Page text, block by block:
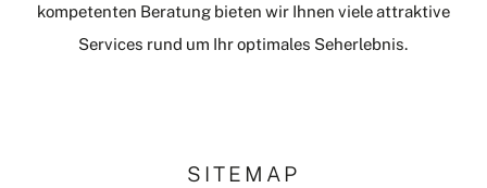
kompetenten Beratung bieten wir Ihnen viele attraktive
Services rund um Ihr optimales Seherlebnis.
SITEMAP